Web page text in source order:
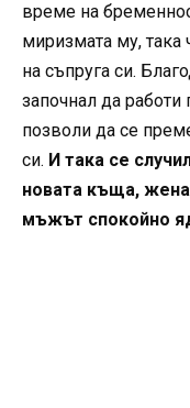
време на
миризмата му,
на съпруга си.
започнал да
позволи да се
си. И така се
новата къща,
мъжът спокойно